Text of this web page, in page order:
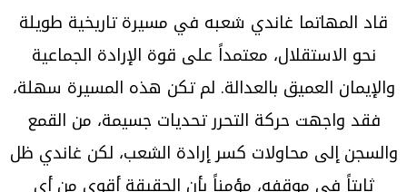
قاد المهاتما غاندي شعبه في مسيرة تاريخية طويلة
نحو الاستقلال، معتمداً على قوة الإرادة الجماعية
والإيمان العميق بالعدالة. لم تكن هذه المسيرة سهلة،
فقد واجهت حركة التحرر تحديات جسيمة، من القمع
والسجن إلى محاولات كسر إرادة الشعب، لكن غاندي ظل
ثابتاً في موقفه، مؤمناً بأن الحقيقة أقوى من أي